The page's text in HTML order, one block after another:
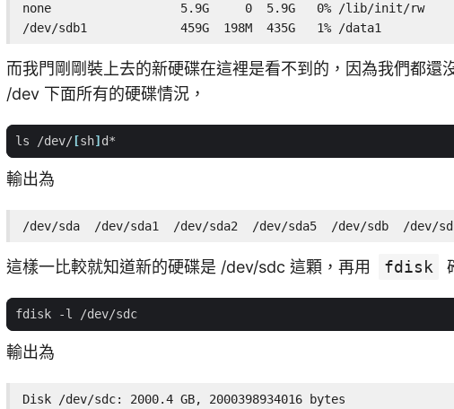
none                  5.9G     0  5.9G   0% /lib/init/rw
/dev/sdb1             459G  198M  435G   1% /data1
而我門剛剛裝上去的新硬碟在這裡是看不到的，因為我們都還
/dev 下面所有的硬碟情況，
ls /dev/ [sh]
輸出為
/dev/sda  /dev/sda1  /dev/sda2  /dev/sda5  /dev/sdb  /dev/
這樣一比較就知道新的硬碟是 /dev/sdc 這顆，再用 fdisk
輸出為
Disk /dev/sdc: 2000.4 GB, 2000398934016 bytes